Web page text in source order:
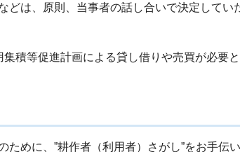
どは、原則、当事者の話し合いで決定してい
積等促進計画による貸し借りや売買が必要と
めに、”耕作者（利用者）さがし”をお手伝い